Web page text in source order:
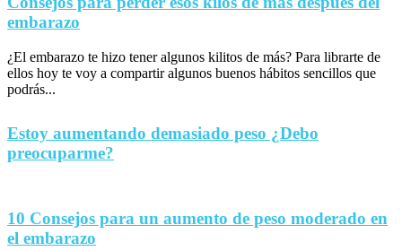
embarazo
¿El embarazo te hizo tener algunos kilitos de más? Para librarte de
ellos hoy te voy a compartir algunos buenos hábitos sencillos que
podrás...
Estoy aumentando demasiado peso ¿Debo
preocuparme?
10 Consejos para un aumento de peso moderado en
el embarazo